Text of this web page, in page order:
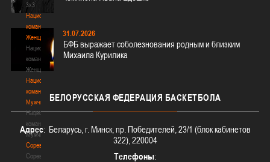
3х3
Национальная
команда.
Женщины
Национальная
команда.
Женщины
Национальная
команда.
Мужчины
Национальная
команда.
Мужчины
Соревнования
Соревнования
31.07.2026
БФБ выражает соболезнования родным и близким
Михаила Курилика
БЕЛОРУССКАЯ ФЕДЕРАЦИЯ БАСКЕТБОЛА
Адрес: Беларусь, г. Минск, пр. Победителей, 23/1 (блок кабинетов
322), 220004
Телефоны: